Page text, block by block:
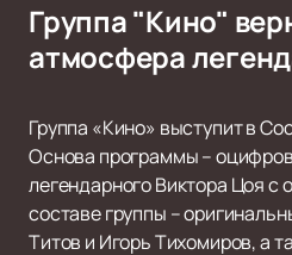
Группа "Кино"
атмосфера
Группа «Кино» выступит в
Основа программы –
легендарного Виктора Цоя с
составе группы –
Титов и Игорь Тихомиров, а